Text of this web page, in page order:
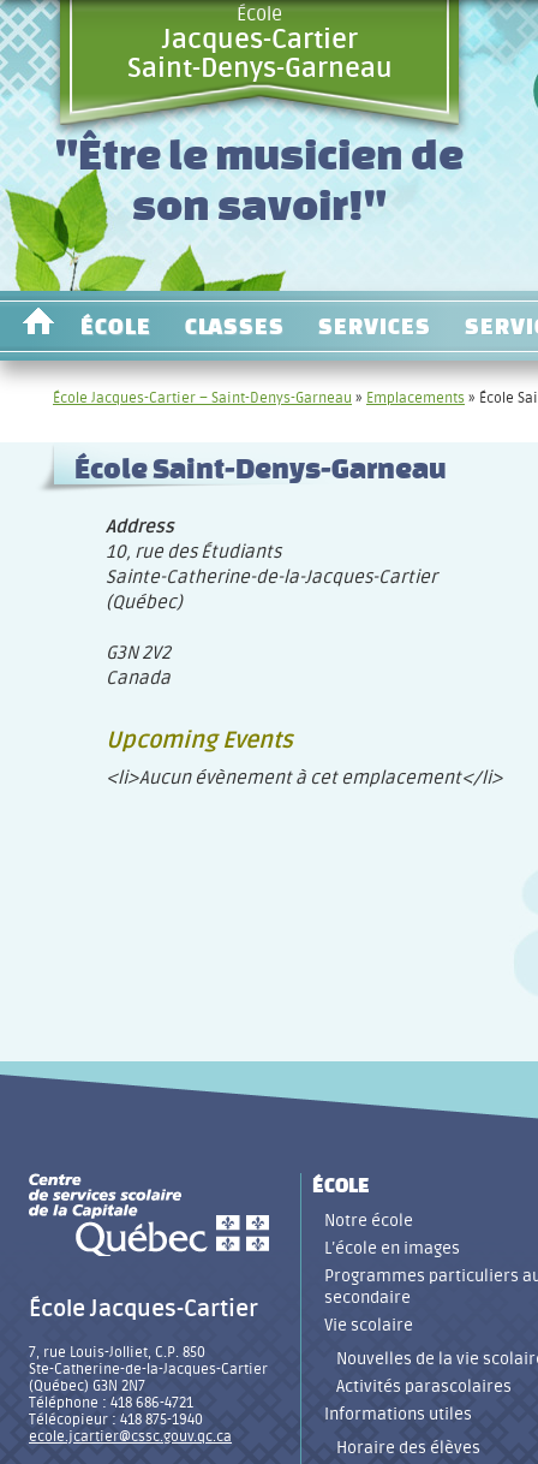
École
Jacques-Cartier
Saint-Denys-Garneau
"Être le musicien de
son savoir!"
ÉCOLE CLASSES SERVICES
École Jacques-Cartier – Saint-Denys-Garneau » Emplacements » École
École Saint-Denys-Garneau
Address
10, rue des Étudiants
Sainte-Catherine-de-la-Jacques-Cartier
(Québec)
G3N 2V2
Canada
Upcoming Events
<li>Aucun évènement à cet emplacement</li>
École Jacques-Cartier
7, rue Louis-Jolliet, C.P. 850
Ste-Catherine-de-la-Jacques-Cartier
(Québec) G3N 2N7
Téléphone : 418 686-4721
Télécopieur : 418 875-1940
ecole.jcartier@cssc.gouv.qc.ca
ÉCOLE
Notre école
L’école en images
Programmes particuliers
secondaire
Vie scolaire
Nouvelles de la vie
Activités parascolaires
Informations utiles
Horaire des élèves